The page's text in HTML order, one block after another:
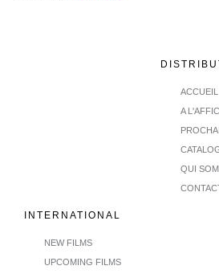
ACCUEIL
A
QUI
INTERNATIONAL
NEW FILMS
UPCOMING FILMS